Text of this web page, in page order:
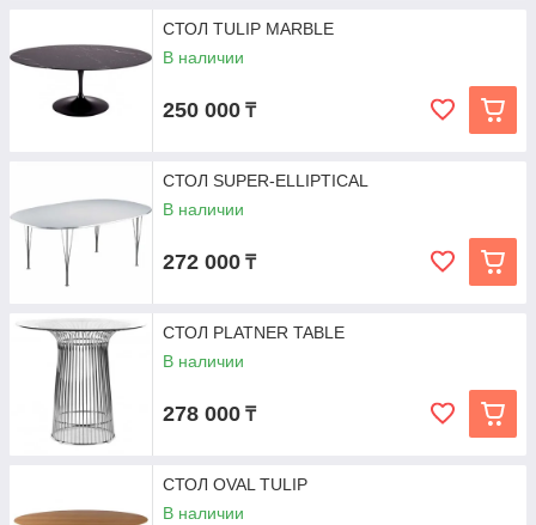
СТОЛ TULIP MARBLE
В наличии
250 000 ₸
СТОЛ SUPER-ELLIPTICAL
В наличии
272 000 ₸
СТОЛ PLATNER TABLE
В наличии
278 000 ₸
СТОЛ OVAL TULIP
В наличии